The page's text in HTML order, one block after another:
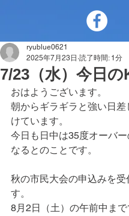
7/23（水）今日
ryublue0621
2025年7月23日 読了時間: 1分
おはようございます。
朝からギラギラと強い日差
けています。
今日も日中は35度オーバ
なるとのことです。
秋の市民大会の申込みを受
す。
8月2日（土）の午前中まで